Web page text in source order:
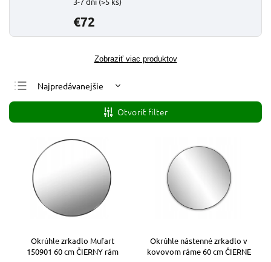
€72
Zobraziť viac produktov
Najpredávanejšie
Najlacnejšie
Najdrahšie
Abecedne
Otvoriť filter
Okrúhle zrkadlo Mufart
150901 60 cm ČIERNY rám
Okrúhle nástenné zrkadlo v
kovovom ráme 60 cm ČIERNE